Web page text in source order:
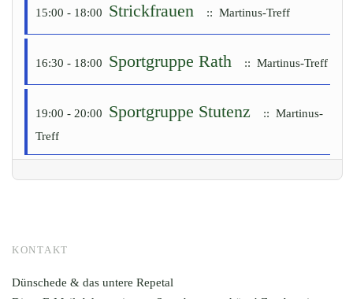
15:00 - 18:00 Strickfrauen :: Martinus-Treff
16:30 - 18:00 Sportgruppe Rath :: Martinus-Treff
19:00 - 20:00 Sportgruppe Stutenz
:: Martinus-
Treff
KONTAKT
Dünschede & das untere Repetal